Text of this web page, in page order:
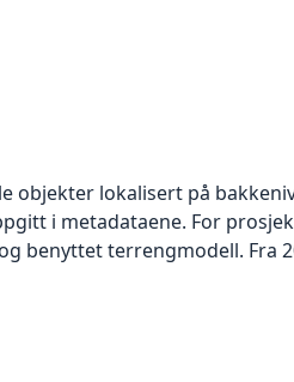
objekter lokalisert på
i metadataene. For
benyttet terrengmodell. Fra